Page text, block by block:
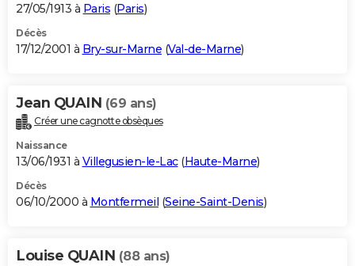
27/05/1913 à Paris (Paris)
Décès
17/12/2001 à Bry-sur-Marne (Val-de-Marne)
Jean QUAIN (69 ans)
Créer une cagnotte obsèques
Naissance
13/06/1931 à Villegusien-le-Lac(Haute-Marne)
Décès
06/10/2000 à Montfermeil (Seine-Saint-Denis)
Louise QUAIN (88 ans)